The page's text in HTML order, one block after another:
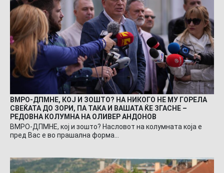
ВМРО-ДПМНЕ, КОЈ И ЗОШТО? НА НИКОГО НЕ МУ ГОРЕЛА
СВЕЌАТА ДО ЗОРИ, ПА ТАКА И ВАШАТА ЌЕ ЗГАСНЕ –
РЕДОВНА КОЛУМНА НА ОЛИВЕР АНДОНОВ
ВМРО-ДПМНЕ, кој и зошто? Насловот на колумната која е
пред Вас е во прашална форма…